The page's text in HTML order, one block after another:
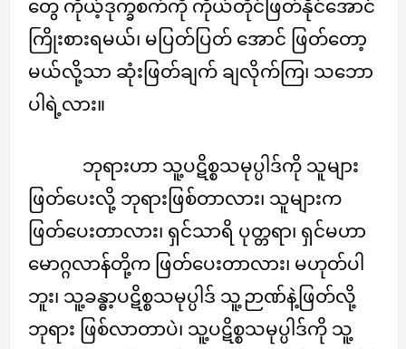
တွေ ကိုယ့်ဒုက္ခစက်ကို ကိုယ်တိုင်ဖြတ်နိုင်အောင်
ကြိုးစားရမယ်၊ မပြတ်ပြတ် အောင် ဖြတ်တော့
မယ်လို့သာ ဆုံးဖြတ်ချက် ချလိုက်ကြ၊ သဘော
ပါရဲ့လား။
ဘုရားဟာ သူ့ပဋိစ္စသမုပ္ပါဒ်ကို သူများ
ဖြတ်ပေးလို့ ဘုရားဖြစ်တာလား၊ သူများက
ဖြတ်ပေးတာလား၊ ရှင်သာရိ ပုတ္တရာ၊ ရှင်မဟာ
မောဂ္ဂလာန်တို့က ဖြတ်ပေးတာလား၊ မဟုတ်ပါ
ဘူး၊ သူ့ခန္ဓာ့ပဋိစ္စသမုပ္ပါဒ် သူ့ဉာဏ်နဲ့ဖြတ်လို့
ဘုရား ဖြစ်လာတာပဲ၊ သူ့ပဋိစ္စသမုပ္ပါဒ်ကို သူ့